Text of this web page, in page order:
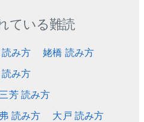
ている難読
み方
姥橋 読み方
み方
三芳 読み方
読み方
大戸 読み方